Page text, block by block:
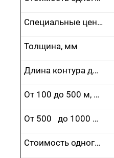
Специальные цены
Толщина, мм
Длина контура до 100 м, руб.
От 100 до 500 м, руб.
От 500 до 1000 м, руб.
Стоимость одного врезания, руб.